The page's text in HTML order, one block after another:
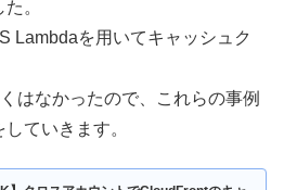
。
Lambdaを用いてキャッシュク
はなかったので、これらの事例
ていきます。